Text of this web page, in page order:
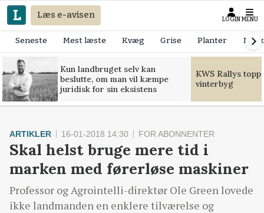
Læs e-avisen LOGIN MENU
Seneste Mest læste Kvæg Grise Planter
Kun landbruget selv kan
beslutte, om man vil kæmpe
juridisk for sin eksistens
KWS Rallys
vinterbyg
ARTIKLER 16-01-2018 14:30 FOR ABONNENTER
Skal helst bruge mere tid i
marken med førerløse maskiner
Professor og Agrointelli-direktør Ole Green lovede
ikke landmanden en enklere tilværelse og